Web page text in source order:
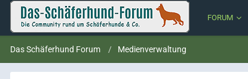
FORUM
Das Schäferhund Forum Medienverwaltung